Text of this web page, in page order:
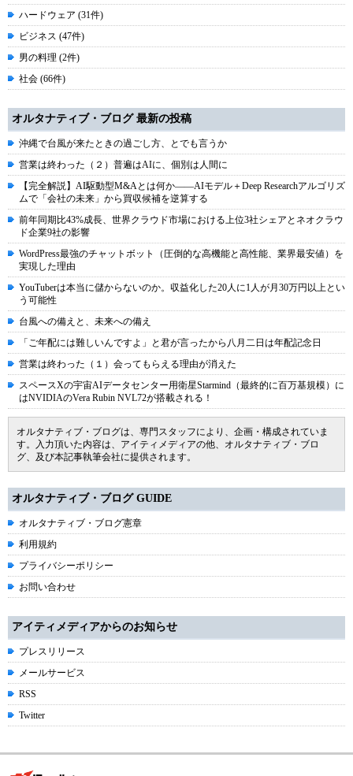
ハードウェア (31件)
ビジネス (47件)
男の料理 (2件)
社会 (66件)
オルタナティブ・ブログ 最新の投稿
沖縄で台風が来たときの過ごし方、とでも言うか
営業は終わった（２）普遍はAIに、個別は人間に
【完全解説】AI駆動型M&Aとは何か――AIモデル＋Deep Researchアルゴリズ
ムで「会社の未来」から買収候補を逆算する
前年同期比43%成長、世界クラウド市場における上位3社シェアとネオクラウ
ド企業9社の影響
WordPress最強のチャットボット（圧倒的な高機能と高性能、業界最安値）を
実現した理由
YouTuberは本当に儲からないのか。収益化した20人に1人が月30万円以上とい
う可能性
台風への備えと、未来への備え
「ご年配には難しいんですよ」と君が言ったから八月二日は年配記念日
営業は終わった（１）会ってもらえる理由が消えた
スペースXの宇宙AIデータセンター用衛星Starmind（最終的に百万基規模）に
はNVIDIAのVera Rubin NVL72が搭載される！
オルタナティブ・ブログは、専門スタッフにより、企画・構成されていま
す。入力頂いた内容は、アイティメディアの他、オルタナティブ・ブロ
グ、及び本記事執筆会社に提供されます。
オルタナティブ・ブログ GUIDE
オルタナティブ・ブログ憲章
利用規約
プライバシーポリシー
お問い合わせ
アイティメディアからのお知らせ
プレスリリース
メールサービス
RSS
Twitter